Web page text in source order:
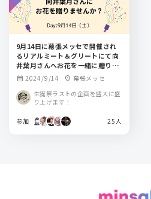
9月14日に幕張メッセで開催され
るリアルミート＆グリートにて向
井葉月さんへお花を一緒に贈りま
せんか？
calendar_month 2024/9/14 location_on 幕張メッセ
生誕祭ラストの企画を盛大に盛
り上げます！
参加 25人